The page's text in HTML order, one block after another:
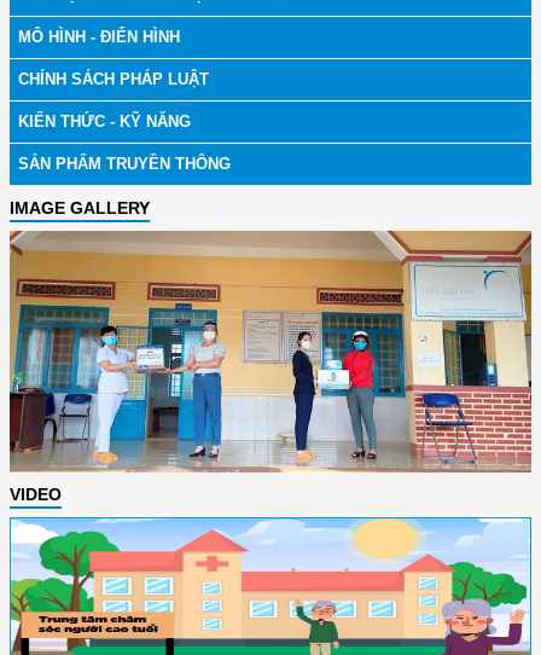
MÔ HÌNH - ĐIỂN HÌNH
CHÍNH SÁCH PHÁP LUẬT
KIẾN THỨC - KỸ NĂNG
SẢN PHẨM TRUYỀN THÔNG
IMAGE GALLERY
VIDEO